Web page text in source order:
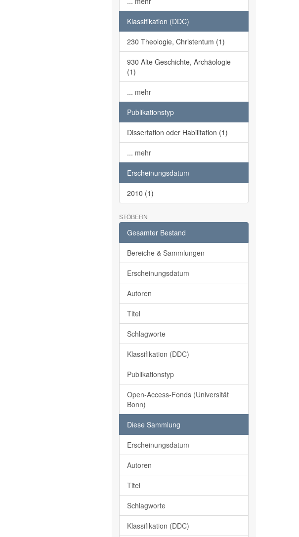
Klassifikation (DDC)
230 Theologie, Christentum (1)
930 Alte Geschichte, Archäologie
(1)
... mehr
Publikationstyp
Dissertation oder Habilitation (1)
... mehr
Erscheinungsdatum
2010 (1)
STÖBERN
Gesamter Bestand
Bereiche & Sammlungen
Erscheinungsdatum
Autoren
Titel
Schlagworte
Klassifikation (DDC)
Publikationstyp
Open-Access-Fonds (Universität
Bonn)
Diese Sammlung
Erscheinungsdatum
Autoren
Titel
Schlagworte
Klassifikation (DDC)